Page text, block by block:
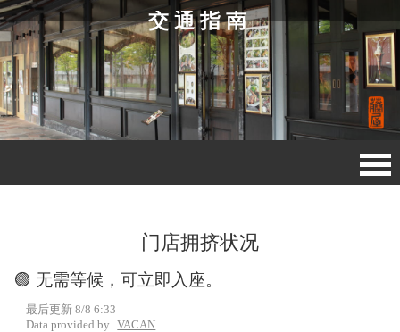
交通指南
门店拥挤状况
🟢 无需等候，可立即入座。
最后更新 8/8 6:33
Data provided by
VACAN